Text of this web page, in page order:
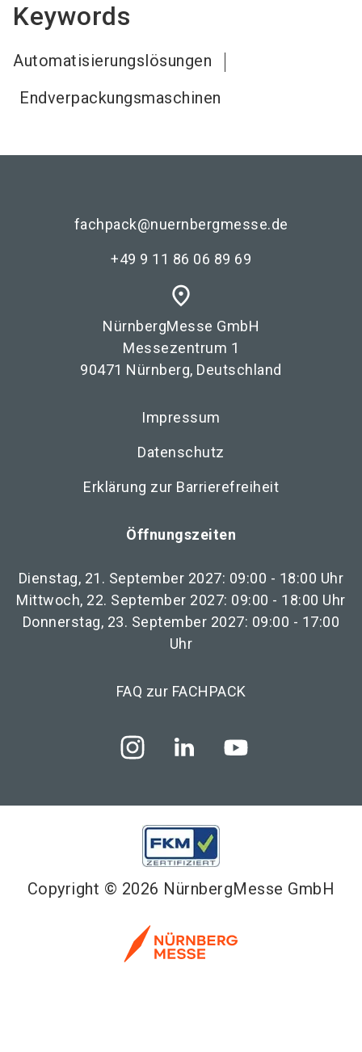
Keywords
Automatisierungslösungen
Endverpackungsmaschinen
fachpack@nuernbergmesse.de
+49 9 11 86 06 89 69
place
NürnbergMesse GmbH
Messezentrum 1
90471 Nürnberg, Deutschland
Impressum
Datenschutz
Erklärung zur Barrierefreiheit
Öffnungszeiten
Dienstag, 21. September 2027: 09:00 - 18:00 Uhr
Mittwoch, 22. September 2027: 09:00 - 18:00 Uhr
Donnerstag, 23. September 2027: 09:00 - 17:00
Uhr
FAQ zur FACHPACK
Copyright © 2026 NürnbergMesse GmbH